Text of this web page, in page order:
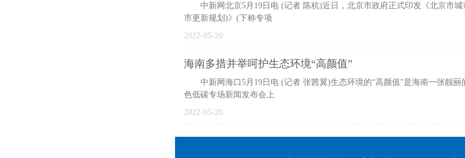
中新网北京5月19日电 (记者 陈杭)近日，北京市政府正式印发《北京市城
市更新规划)》(下称专项
2022-05-20
海南多措并举呵护生态环境“高颜值”
中新网海口5月19日电 (记者 张茜翼)生态环境的“高颜值”是海南一张靓丽
色低碳专场新闻发布会上
2022-05-20